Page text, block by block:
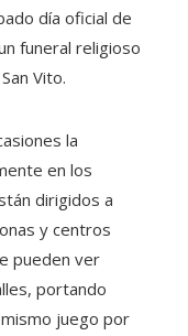
día oficial de
funeral religioso
Vito.
la
en los
dirigidos a
y centros
pueden ver
portando
juego por